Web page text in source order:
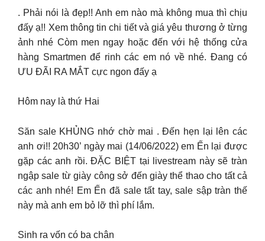
. Phải nói là đẹp!! Anh em nào mà không mua thì chịu
đấy ạ!! Xem thông tin chi tiết và giá yêu thương ở từng
ảnh nhé Còm men ngay hoặc đến với hệ thống cửa
hàng Smartmen để rinh các em nó về nhé. Đang có
ƯU ĐÃI RA MẮT cực ngon đấy ạ
Hôm nay là thứ Hai
Săn sale KHỦNG nhớ chờ mai . Đến hẹn lại lên các
anh ơi!! 20h30’ ngày mai (14/06/2022) em Ến lại được
gặp các anh rồi. ĐẶC BIỆT tại livestream này sẽ tràn
ngập sale từ giày công sở đến giày thể thao cho tất cả
các anh nhé! Em Ến đã sale tất tay, sale sập tràn thế
này mà anh em bỏ lỡ thì phí lắm.
Sinh ra vốn có ba chân